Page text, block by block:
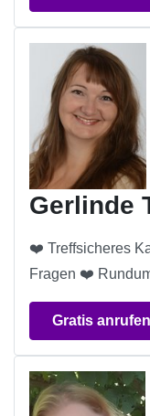
Gerlinde
❤️ Treffsicheres
Fragen ❤️
Gratis anrufen